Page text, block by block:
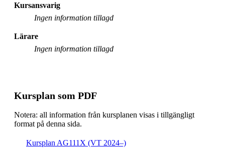
Kursansvarig
Ingen information tillagd
Lärare
Ingen information tillagd
Kursplan som PDF
Notera: all information från kursplanen visas i tillgängligt
format på denna sida.
Kursplan AG111X (VT 2024–)